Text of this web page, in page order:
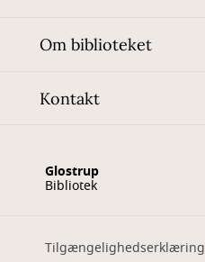
Om biblioteket
Kontakt
Glostrup
Bibliotek
Tilgængelighedserklæring